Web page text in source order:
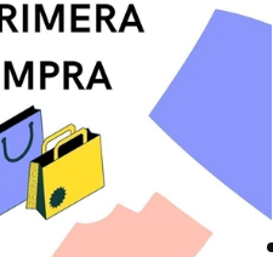
Alissi Brontë Sérum
Hidratante Sublime
Hyaluronic Acid Booster
60,00€